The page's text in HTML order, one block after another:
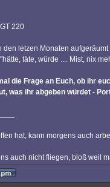
220
den letzen Monaten
täte, würde .... Mist, nix
die Frage an Euch, ob ihr
was ihr abgeben würdet -
hat, kann morgens auch
auch nicht fliegen, bloß weil